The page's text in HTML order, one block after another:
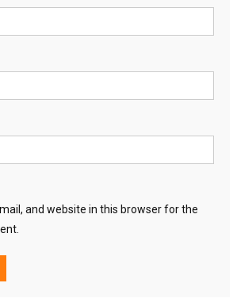
and website in this browser for the